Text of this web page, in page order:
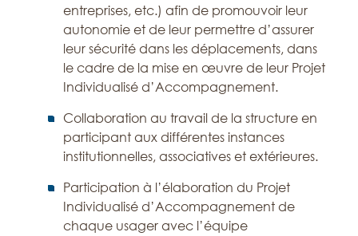
entreprises, etc.) afin de promouvoir leur
autonomie et de leur permettre d’assurer
leur sécurité dans les déplacements, dans
le cadre de la mise en œuvre de leur Projet
Individualisé d’Accompagnement.
Collaboration au travail de la structure en
participant aux différentes instances
institutionnelles, associatives et extérieures.
Participation à l’élaboration du Projet
Individualisé d’Accompagnement de
chaque usager avec l’équipe